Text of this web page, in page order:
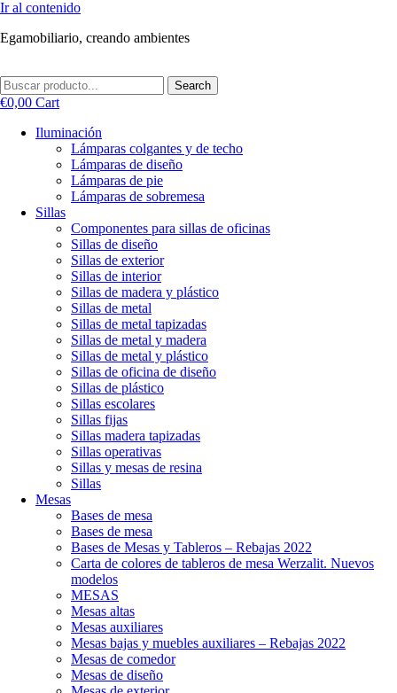
Ir al contenido
Egamobiliario, creando ambientes
Search
€0,00 Cart
Iluminación
Lámparas colgantes y de techo
Lámparas de diseño
Lámparas de pie
Lámparas de sobremesa
Sillas
Componentes para sillas de oficinas
Sillas de diseño
Sillas de exterior
Sillas de interior
Sillas de madera y plástico
Sillas de metal
Sillas de metal tapizadas
Sillas de metal y madera
Sillas de metal y plástico
Sillas de oficina de diseño
Sillas de plástico
Sillas escolares
Sillas fijas
Sillas madera tapizadas
Sillas operativas
Sillas y mesas de resina
Sillas
Mesas
Bases de mesa
Bases de mesa
Bases de Mesas y Tableros – Rebajas 2022
Carta de colores de tableros de mesa Werzalit. Nuevos
modelos
MESAS
Mesas altas
Mesas auxiliares
Mesas bajas y muebles auxiliares – Rebajas 2022
Mesas de comedor
Mesas de diseño